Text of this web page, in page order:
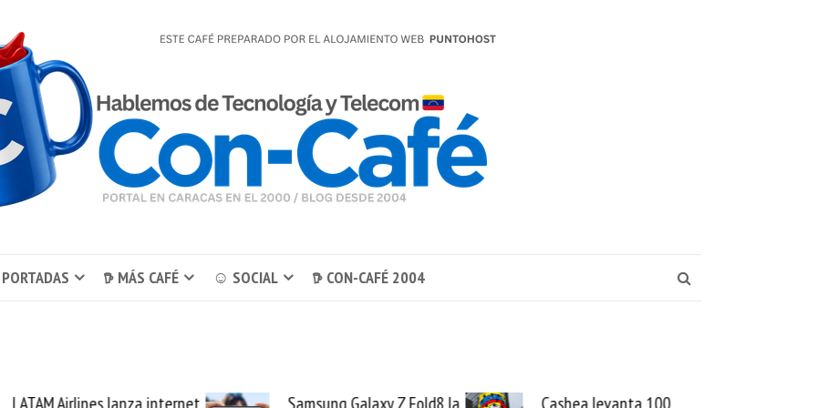
𖠚 MÁS CAFÉ ☺ SOCIAL 𖠚 CON-CAFÉ 2004